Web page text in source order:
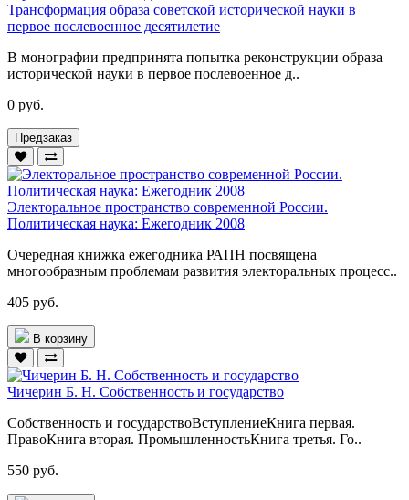
Трансформация образа советской исторической науки в
первое послевоенное десятилетие
В монографии предпринята попытка реконструкции образа
исторической науки в первое послевоенное д..
0 руб.
Предзаказ
Электоральное пространство современной России.
Политическая наука: Ежегодник 2008
Очередная книжка ежегодника РАПН посвящена
многообразным проблемам развития электоральных процесс..
405 руб.
В корзину
Чичерин Б. Н. Собственность и государство
Собственность и государствоВступлениеКнига первая.
ПравоКнига вторая. ПромышленностьКнига третья. Го..
550 руб.